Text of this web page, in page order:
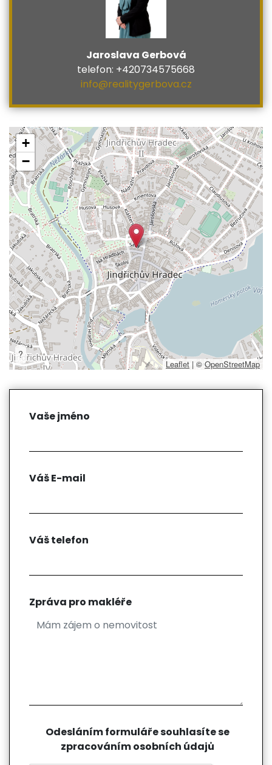
Jaroslava Gerbová
telefon: +420734575668
info@realitygerbova.cz
+
−
?
Leaflet | ©OpenStreetMap
Vaše jméno
Váš E-mail
Váš telefon
Zpráva pro makléře
Odesláním formuláře souhlasíte se
zpracováním osobních údajů